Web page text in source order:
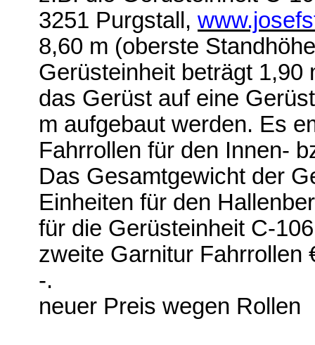
3251 Purgstall,
8,60 m (oberste
Gerüsteinheit beträgt 1,90
das Gerüst auf eine
m aufgebaut werden. Es
Fahrrollen für den Innen-
Das Gesamtgewicht der
Einheiten für den
für die Gerüsteinheit C-
zweite Garnitur Fahrrollen
-.
neuer Preis wegen Rollen